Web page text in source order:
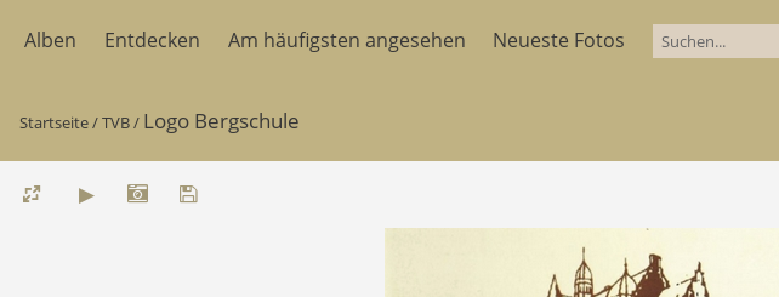
Alben Entdecken Am häufigsten angesehen Neueste Fotos
Startseite/TVB/ Logo Bergschule